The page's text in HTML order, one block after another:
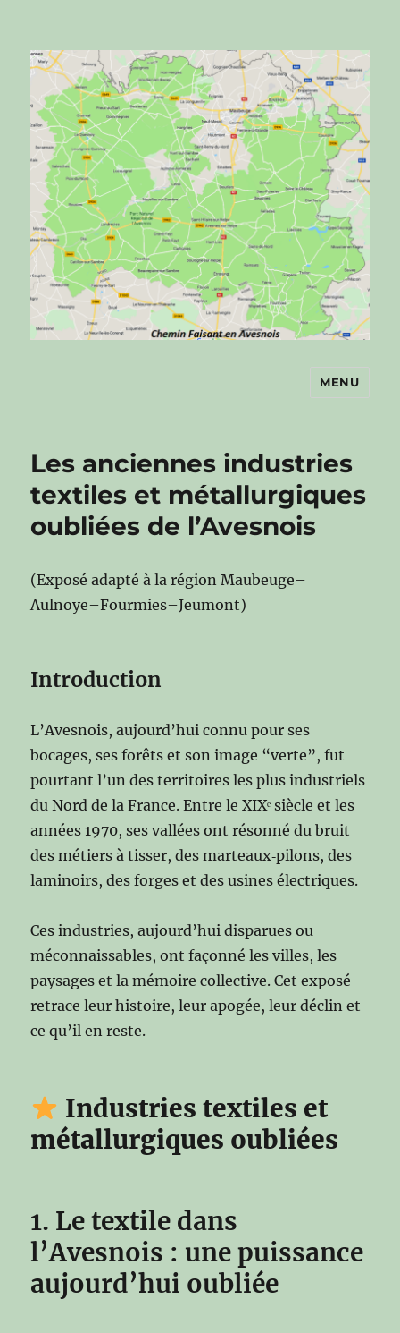
Chemin faisant en Avesnois
MENU
Les anciennes industries
textiles et métallurgiques
oubliées de l’Avesnois
(Exposé adapté à la région Maubeuge–
Aulnoye–Fourmies–Jeumont)
Introduction
L’Avesnois, aujourd’hui connu pour ses
bocages, ses forêts et son image “verte”, fut
pourtant l’un des territoires les plus industriels
du Nord de la France. Entre le XIXᵉ siècle et les
années 1970, ses vallées ont résonné du bruit
des métiers à tisser, des marteaux‑pilons, des
laminoirs, des forges et des usines électriques.
Ces industries, aujourd’hui disparues ou
méconnaissables, ont façonné les villes, les
paysages et la mémoire collective. Cet exposé
retrace leur histoire, leur apogée, leur déclin et
ce qu’il en reste.
Industries textiles et
métallurgiques oubliées
1. Le textile dans
l’Avesnois : une puissance
aujourd’hui oubliée